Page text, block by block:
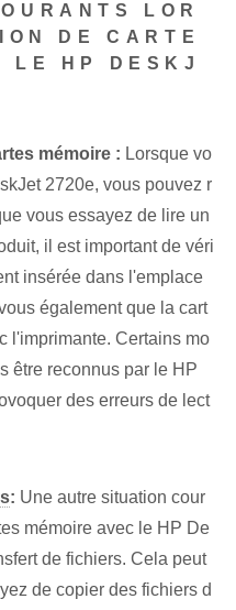
LOR
DE CARTE
LE HP DESKJ
mémoire : Lorsque vo
2720e, vous pouvez r
vous essayez de lire un
il est important de véri
insérée dans l'emplace
également que la cart
l'imprimante. Certains mo
être reconnus par le HP
des erreurs de lect
: Une autre situation cour
mémoire avec le HP De
de fichiers. Cela peut
de copier des fichiers d